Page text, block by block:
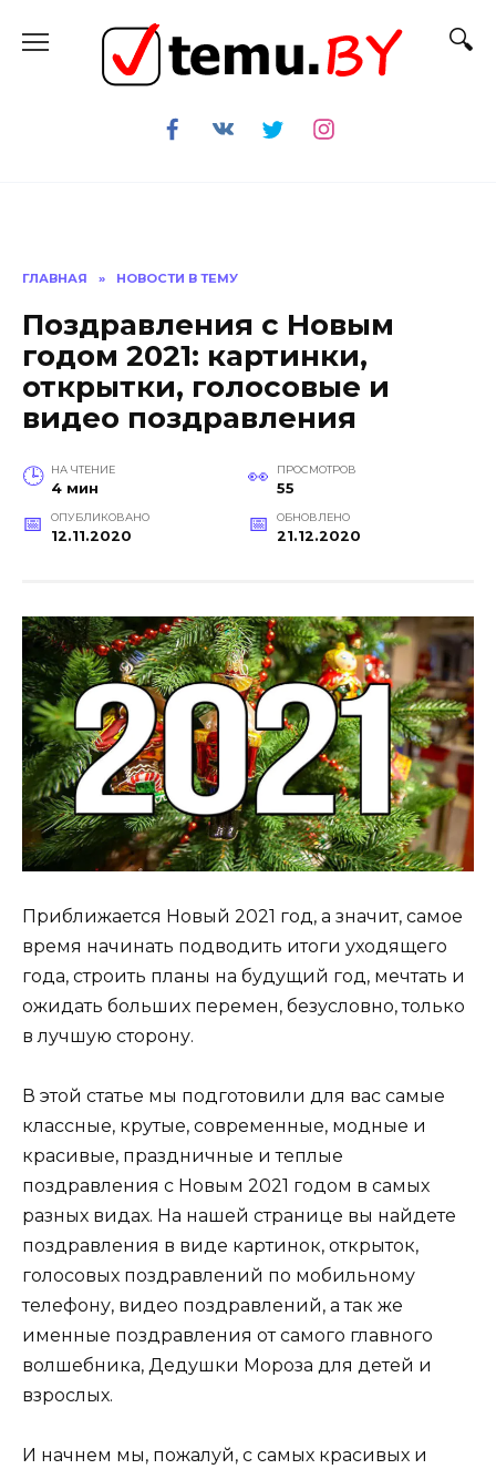
содержанию
ГЛАВНАЯ » НОВОСТИ В ТЕМУ
Поздравления с Новым
годом 2021: картинки,
открытки, голосовые и
видео поздравления
НА ЧТЕНИЕ
4 мин
ПРОСМОТРОВ
55
ОПУБЛИКОВАНО
12.11.2020
ОБНОВЛЕНО
21.12.2020
Приближается Новый 2021 год, а значит, самое
время начинать подводить итоги уходящего
года, строить планы на будущий год, мечтать и
ожидать больших перемен, безусловно, только
в лучшую сторону.
В этой статье мы подготовили для вас самые
классные, крутые, современные, модные и
красивые, праздничные и теплые
поздравления с Новым 2021 годом в самых
разных видах. На нашей странице вы найдете
поздравления в виде картинок, открыток,
голосовых поздравлений по мобильному
телефону, видео поздравлений, а так же
именные поздравления от самого главного
волшебника, Дедушки Мороза для детей и
взрослых.
И начнем мы, пожалуй, с самых красивых и